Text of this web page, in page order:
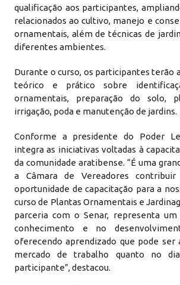
qualificação aos participantes,
relacionados ao cultivo, manejo e
ornamentais, além de técnicas de
diferentes ambientes.
Durante o curso, os participantes terão
teórico e prático sobre
ornamentais, preparação do solo,
irrigação, poda e manutenção de jardins.
Conforme a presidente do Poder
integra as iniciativas voltadas à
da comunidade aratibense. “É uma
a Câmara de Vereadores
oportunidade de capacitação para a
curso de Plantas Ornamentais e
parceria com o Senar, representa
conhecimento e no
oferecendo aprendizado que pode ser
mercado de trabalho quanto no
participante”, destacou.